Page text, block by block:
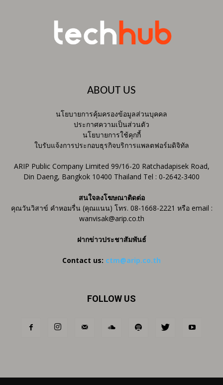
ABOUT US
นโยบายการคุ้มครองข้อมูลส่วนบุคคล
ประกาศความเป็นส่วนตัว
นโยบายการใช้คุกกี้
ใบรับแจ้งการประกอบธุรกิจบริการแพลตฟอร์มดิจิทัล
ARIP Public Company Limited 99/16-20 Ratchadapisek Road,
Din Daeng, Bangkok 10400 Thailand Tel : 0-2642-3400
สนใจลงโฆษณาติดต่อ
คุณวันวิสาข์ คำหอมรื่น (คุณแนน) โทร. 08-1668-2221 หรือ email :
wanvisak@arip.co.th
ฝากข่าวประชาสัมพันธ์
Contact us: ctm@arip.co.th
FOLLOW US